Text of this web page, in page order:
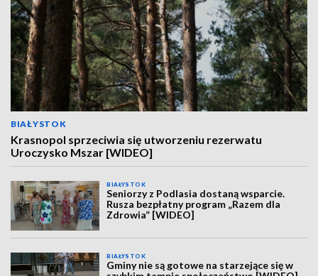
BIAŁYSTOK
Krasnopol sprzeciwia się utworzeniu rezerwatu
Uroczysko Mszar [WIDEO]
BIAŁYSTOK
Seniorzy z Podlasia dostaną wsparcie.
Rusza bezpłatny program „Razem dla
Zdrowia” [WIDEO]
BIAŁYSTOK
Gminy nie są gotowe na starzejące się w